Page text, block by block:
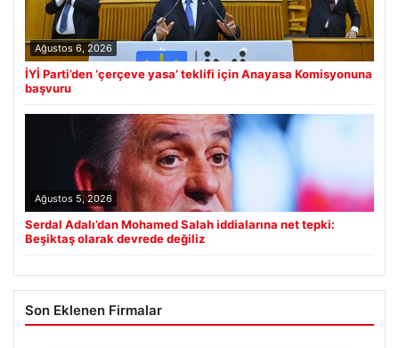
Ağustos 6, 2026
İYİ Parti’den ‘çerçeve yasa’ teklifi için Anayasa Komisyonuna
başvuru
Ağustos 5, 2026
Serdal Adalı’dan Mohamed Salah iddialarına net tepki:
Beşiktaş olarak devrede değiliz
Son Eklenen Firmalar